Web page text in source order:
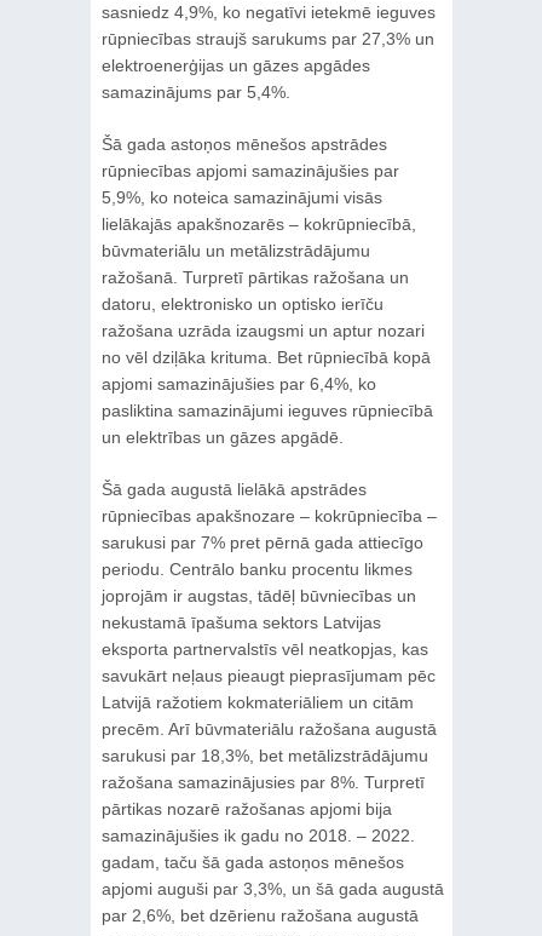
sasniedz 4,9%, ko negatīvi ietekmē ieguves
rūpniecības straujš sarukums par 27,3% un
elektroenerģijas un gāzes apgādes
samazinājums par 5,4%.
Šā gada astoņos mēnešos apstrādes
rūpniecības apjomi samazinājušies par
5,9%, ko noteica samazinājumi visās
lielākajās apakšnozarēs – kokrūpniecībā,
būvmateriālu un metālizstrādājumu
ražošanā. Turpretī pārtikas ražošana un
datoru, elektronisko un optisko ierīču
ražošana uzrāda izaugsmi un aptur nozari
no vēl dziļāka krituma. Bet rūpniecībā kopā
apjomi samazinājušies par 6,4%, ko
pasliktina samazinājumi ieguves rūpniecībā
un elektrības un gāzes apgādē.
Šā gada augustā lielākā apstrādes
rūpniecības apakšnozare – kokrūpniecība –
sarukusi par 7% pret pērnā gada attiecīgo
periodu. Centrālo banku procentu likmes
joprojām ir augstas, tādēļ būvniecības un
nekustamā īpašuma sektors Latvijas
eksporta partnervalstīs vēl neatkopjas, kas
savukārt neļaus pieaugt pieprasījumam pēc
Latvijā ražotiem kokmateriāliem un citām
precēm. Arī būvmateriālu ražošana augustā
sarukusi par 18,3%, bet metālizstrādājumu
ražošana samazinājusies par 8%. Turpretī
pārtikas nozarē ražošanas apjomi bija
samazinājušies ik gadu no 2018. – 2022.
gadam, taču šā gada astoņos mēnešos
apjomi auguši par 3,3%, un šā gada augustā
par 2,6%, bet dzērienu ražošana augustā